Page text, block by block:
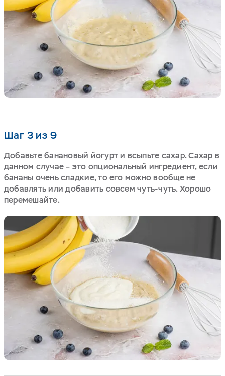
Шаг 3 из 9
Добавьте банановый йогурт и всыпьте сахар. Сахар в
данном случае – это опциональный ингредиент, если
бананы очень сладкие, то его можно вообще не
добавлять или добавить совсем чуть-чуть. Хорошо
перемешайте.